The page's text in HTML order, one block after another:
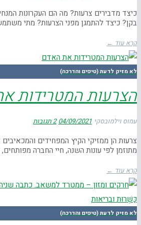
כיצד מדבירים צרעות? מה הם העקרונות
בקן? כיצד להתמגן מפני הצרעות? מתי
קרא עוד ←
לא מזיק לדעת (טיפים והדרכה)
הצרעות המטרידות
עמוס וילמובסקי 04/09/2021 2 תגובות
צרעות הן ממזיקי הקיץ המפחידים
מתוזמן לפי עונות השנה, חיי החברה
קרא עוד ←
לא מזיק לדעת (טיפים והדרכה)